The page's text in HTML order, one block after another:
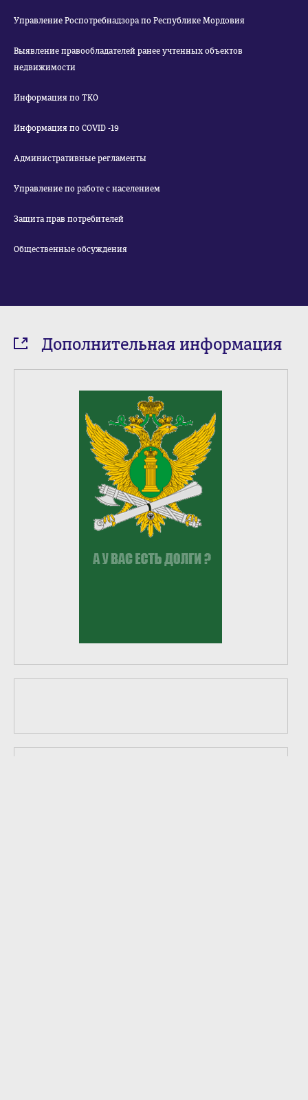
Управление Роспотребнадзора по Республике Мордовия
Выявление правообладателей ранее учтенных объектов
недвижимости
Информация по ТКО
Информация по COVID -19
Административные регламенты
Управление по работе с населением
Защита прав потребителей
Общественные обсуждения
Дополнительная информация